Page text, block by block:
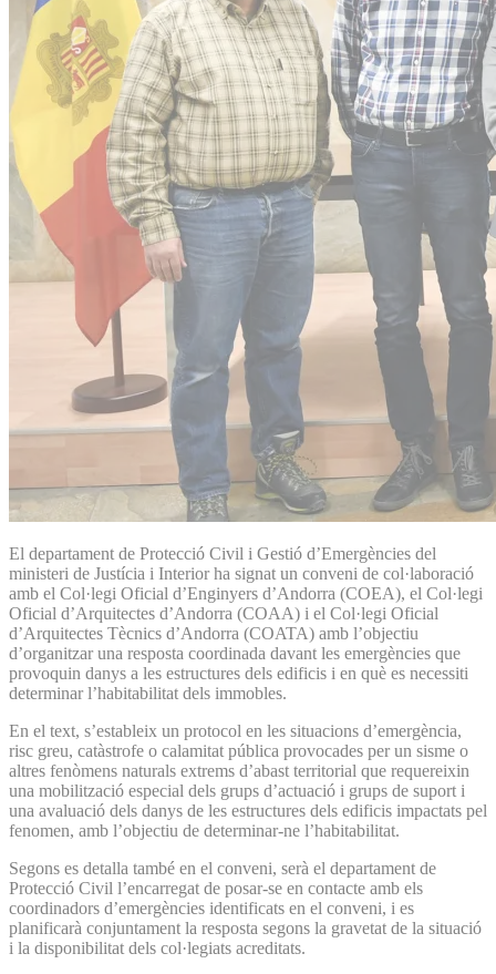
El departament de Protecció Civil i Gestió d’Emergències del
ministeri de Justícia i Interior ha signat un conveni de col·laboració
amb el Col·legi Oficial d’Enginyers d’Andorra (COEA), el Col·legi
Oficial d’Arquitectes d’Andorra (COAA) i el Col·legi Oficial
d’Arquitectes Tècnics d’Andorra (COATA) amb l’objectiu
d’organitzar una resposta coordinada davant les emergències que
provoquin danys a les estructures dels edificis i en què es necessiti
determinar l’habitabilitat dels immobles.
En el text, s’estableix un protocol en les situacions d’emergència,
risc greu, catàstrofe o calamitat pública provocades per un sisme o
altres fenòmens naturals extrems d’abast territorial que requereixin
una mobilització especial dels grups d’actuació i grups de suport i
una avaluació dels danys de les estructures dels edificis impactats pel
fenomen, amb l’objectiu de determinar-ne l’habitabilitat.
Segons es detalla també en el conveni, serà el departament de
Protecció Civil l’encarregat de posar-se en contacte amb els
coordinadors d’emergències identificats en el conveni, i es
planificarà conjuntament la resposta segons la gravetat de la situació
i la disponibilitat dels col·legiats acreditats.